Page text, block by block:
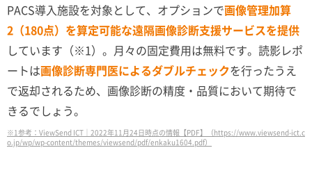
PACS導入施設を対象として、オプションで画像管理加算
2（180点）を算定可能な遠隔画像診断支援サービスを提供
しています（※1）。月々の固定費用は無料です。読影レポ
ートは画像診断専門医によるダブルチェックを行ったうえ
で返却されるため、画像診断の精度・品質において期待で
きるでしょう。
※1参考：ViewSend ICT｜2022年11月24日時点の情報【PDF】（https://www.viewsend-ict.c
o.jp/wp/wp-content/themes/viewsend/pdf/enkaku1604.pdf）